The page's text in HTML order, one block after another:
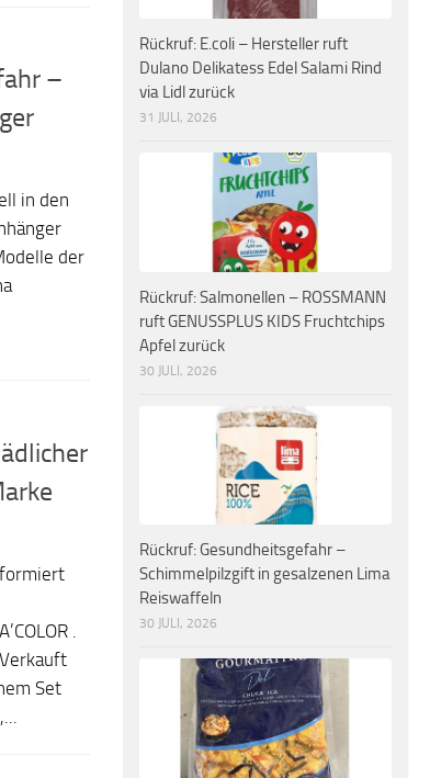
–
in den
der
.
Set
Rückruf: E.coli – Hersteller ruft
Dulano Delikatess Edel Salami Rind
via Lidl zurück
31 JULI, 2026
Rückruf: Salmonellen – ROSSMANN
ruft GENUSSPLUS KIDS Fruchtchips
Apfel zurück
30 JULI, 2026
Rückruf: Gesundheitsgefahr –
Schimmelpilzgift in gesalzenen Lima
Reiswaffeln
30 JULI, 2026